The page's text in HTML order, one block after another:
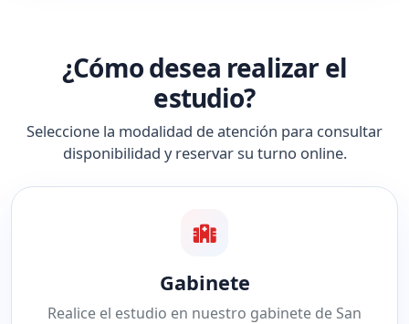
¿Cómo desea realizar el
estudio?
Seleccione la modalidad de atención para consultar
disponibilidad y reservar su turno online.
Gabinete
Realice el estudio en nuestro gabinete de San